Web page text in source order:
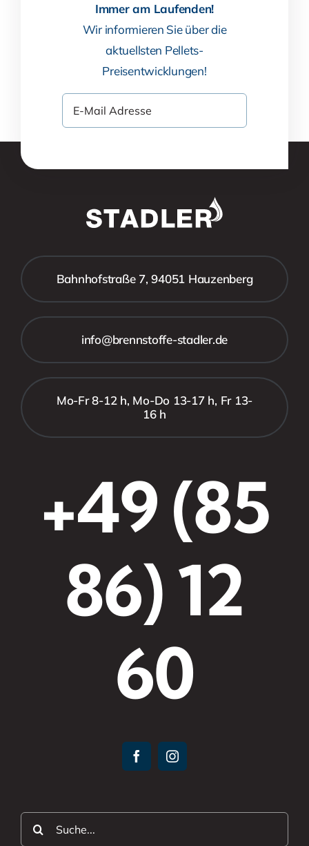
Immer am Laufenden!
Wir informieren Sie über die
aktuellsten Pellets-
Preisentwicklungen!
Bahnhofstraße 7, 94051 Hauzenberg
info@brennstoffe-stadler.de
Mo-Fr 8-12 h, Mo-Do 13-17 h, Fr 13-
16 h
+49 (85
86) 12
60
Suche
nach: